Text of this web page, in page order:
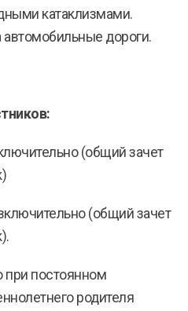
катаклизмами.
дороги.
(общий зачет
(общий зачет
при постоянном
родителя